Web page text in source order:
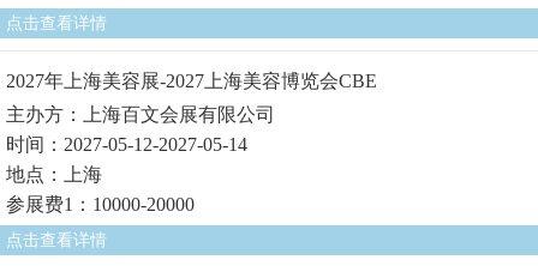
点击查看详情
2027年上海美容展-2027上海美容博览会CBE
主办方：上海百文会展有限公司
时间：2027-05-12-2027-05-14
地点：上海
参展费1：10000-20000
点击查看详情